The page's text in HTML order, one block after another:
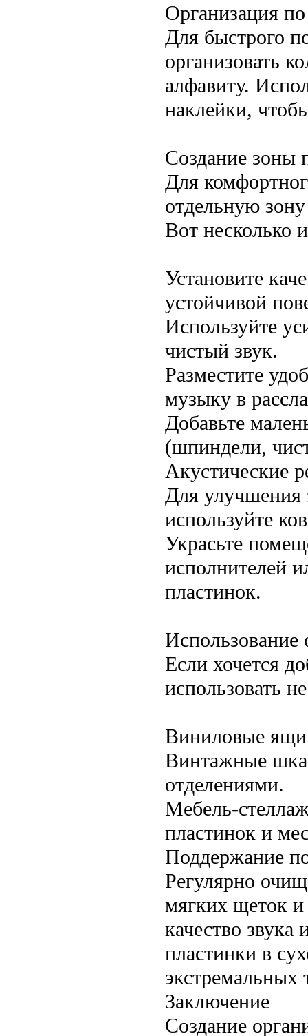
Организация
Для быстрого
организовать
алфавиту.
наклейки,
Создание зоны
Для
отдельную
Вот несколько
Установите
устойчивой
Используйте
чистый звук.
Разместите
музыку в
Добавьте
(шпиндели,
Акустические
Для улучшения
используйте
Украсьте
исполнителей
пластинок.
Если хочется
использовать
Виниловые
Винтажные
отделениями.
Мебель-
пластинок и
Поддержание
Регулярно
мягких щеток и
качество
пластинки в
экстремальных
Заключение
Создание